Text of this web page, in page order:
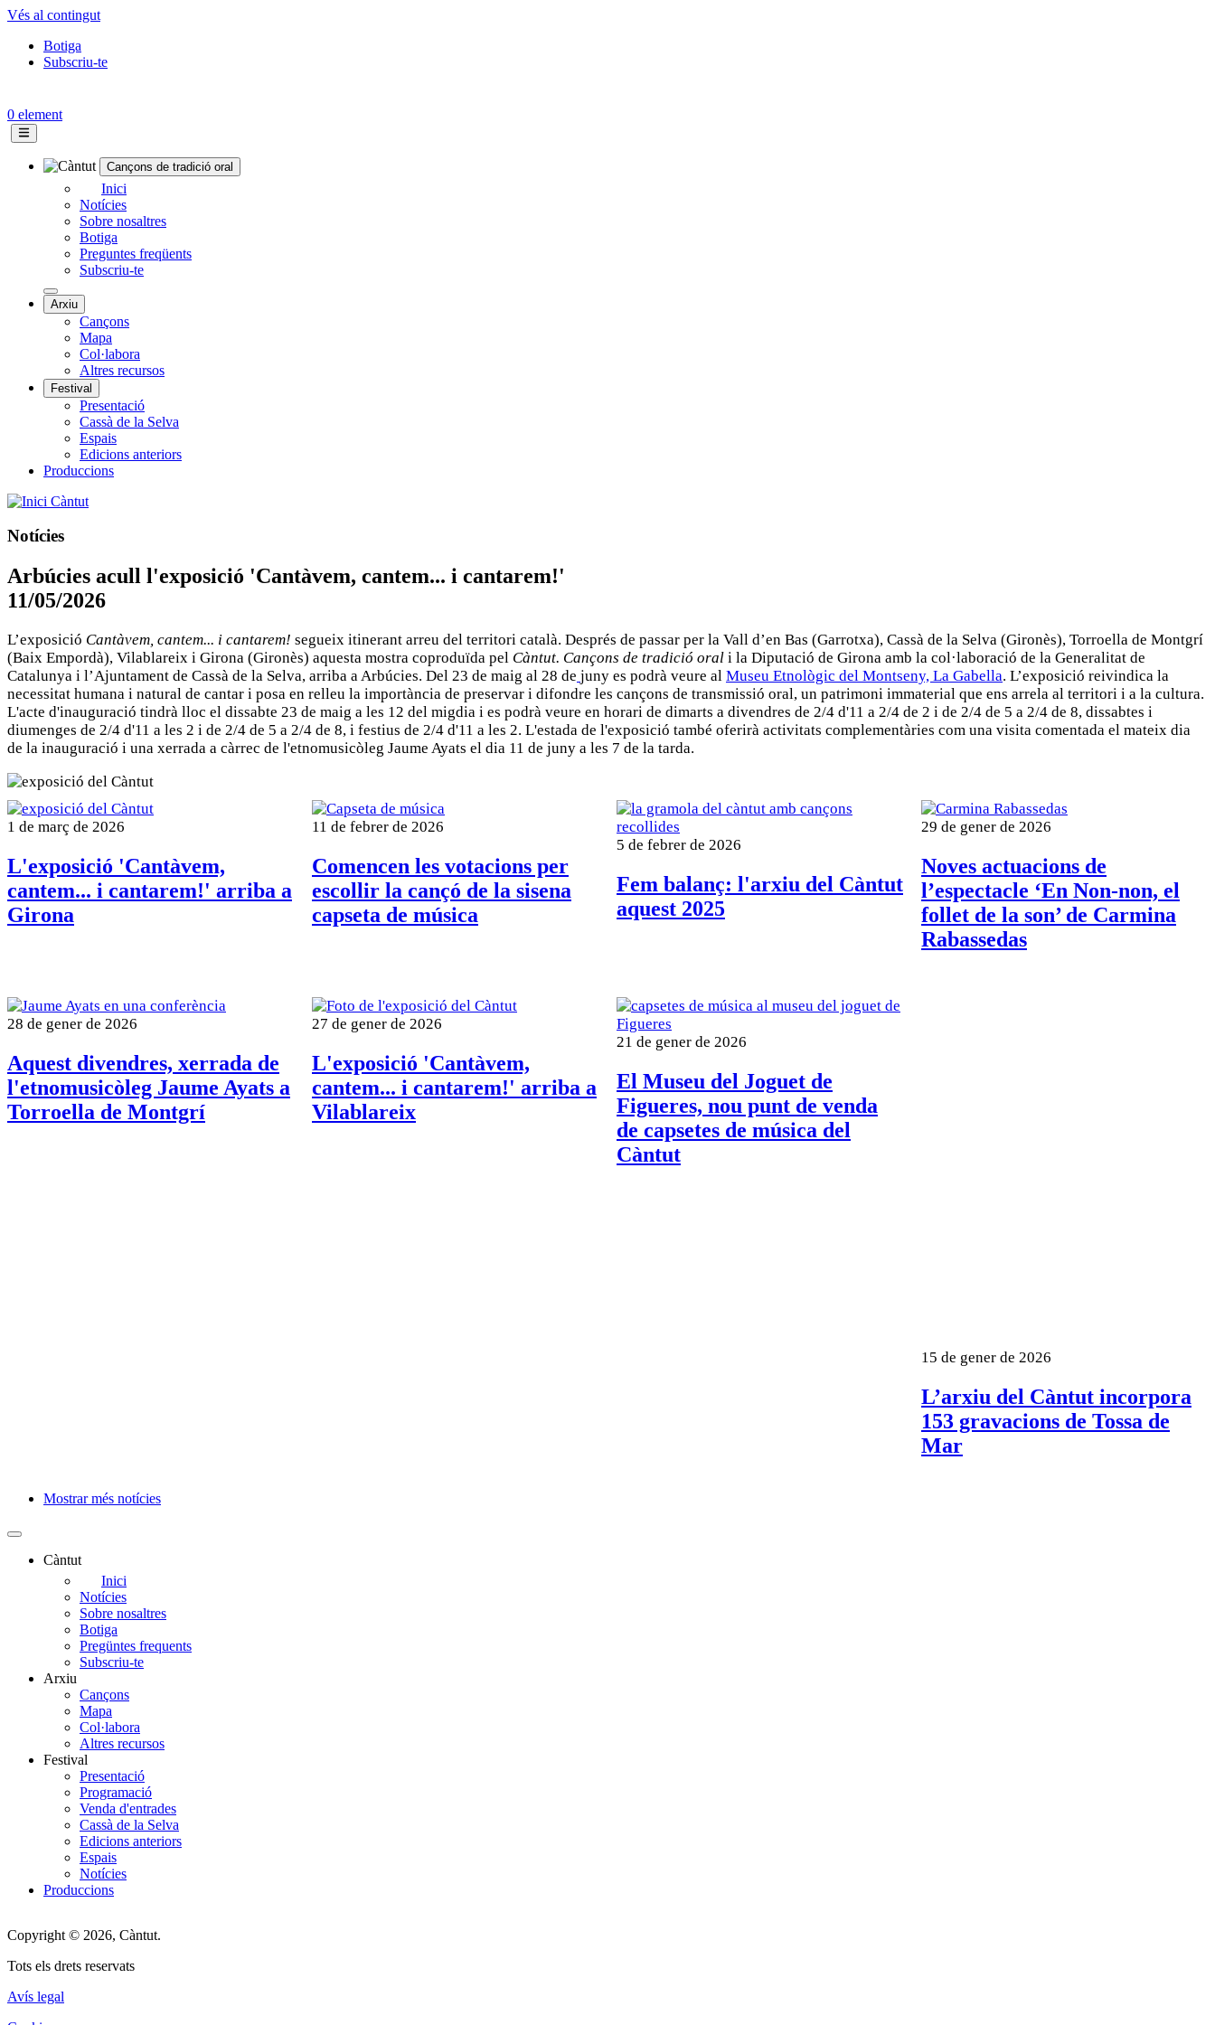
Vés al contingut
Topbar
Botiga
Subscriu-te
0 element
Navegació
principal
Cançons de tradició oral
Inici
Notícies
Sobre nosaltres
Botiga
Preguntes freqüents
Subscriu-te
Arxiu
Cançons
Mapa
Col·labora
Altres recursos
Festival
Presentació
Cassà de la Selva
Espais
Edicions anteriors
Produccions
Càntut
Notícies
Arbúcies acull l'exposició 'Cantàvem, cantem... i cantarem!'
11/05/2026
L’exposició Cantàvem, cantem... i cantarem! segueix itinerant arreu del territori català. Després de passar per la Vall d’en Bas (Garrotxa), Cassà de la Selva (Gironès), Torroella de Montgrí
(Baix Empordà), Vilablareix i Girona (Gironès) aquesta mostra coproduïda pel Càntut. Cançons de tradició oral i la Diputació de Girona amb la col·laboració de la Generalitat de
Catalunya i l’Ajuntament de Cassà de la Selva, arriba a Arbúcies. Del 23 de maig al 28 de juny es podrà veure al Museu Etnològic del Montseny, La Gabella. L’exposició reivindica la
necessitat humana i natural de cantar i posa en relleu la importància de preservar i difondre les cançons de transmissió oral, un patrimoni immaterial que ens arrela al territori i a la cultura.
L'acte d'inauguració tindrà lloc el dissabte 23 de maig a les 12 del migdia i es podrà veure en horari de dimarts a divendres de 2/4 d'11 a 2/4 de 2 i de 2/4 de 5 a 2/4 de 8, dissabtes i
diumenges de 2/4 d'11 a les 2 i de 2/4 de 5 a 2/4 de 8, i festius de 2/4 d'11 a les 2. L'estada de l'exposició també oferirà activitats complementàries com una visita comentada el mateix dia
de la inauguració i una xerrada a càrrec de l'etnomusicòleg Jaume Ayats el dia 11 de juny a les 7 de la tarda.
1 de març de 2026
L'exposició 'Cantàvem,
cantem... i cantarem!' arriba a
Girona
11 de febrer de 2026
Comencen les votacions per
escollir la cançó de la sisena
capseta de música
5 de febrer de 2026
Fem balanç: l'arxiu del Càntut
aquest 2025
29 de gener de 2026
Noves actuacions de
l’espectacle ‘En Non-non, el
follet de la son’ de Carmina
Rabassedas
28 de gener de 2026
Aquest divendres, xerrada de
l'etnomusicòleg Jaume Ayats a
Torroella de Montgrí
27 de gener de 2026
L'exposició 'Cantàvem,
cantem... i cantarem!' arriba a
Vilablareix
21 de gener de 2026
El Museu del Joguet de
Figueres, nou punt de venda
de capsetes de música del
Càntut
15 de gener de 2026
L’arxiu del Càntut incorpora
153 gravacions de Tossa de
Mar
Mostrar més notícies
Càntut
Inici
Notícies
Sobre nosaltres
Botiga
Pregüntes frequents
Subscriu-te
Arxiu
Cançons
Mapa
Col·labora
Altres recursos
Festival
Presentació
Programació
Venda d'entrades
Cassà de la Selva
Edicions anteriors
Espais
Notícies
Produccions
Copyright © 2026, Càntut.
Tots els drets reservats
Avís legal